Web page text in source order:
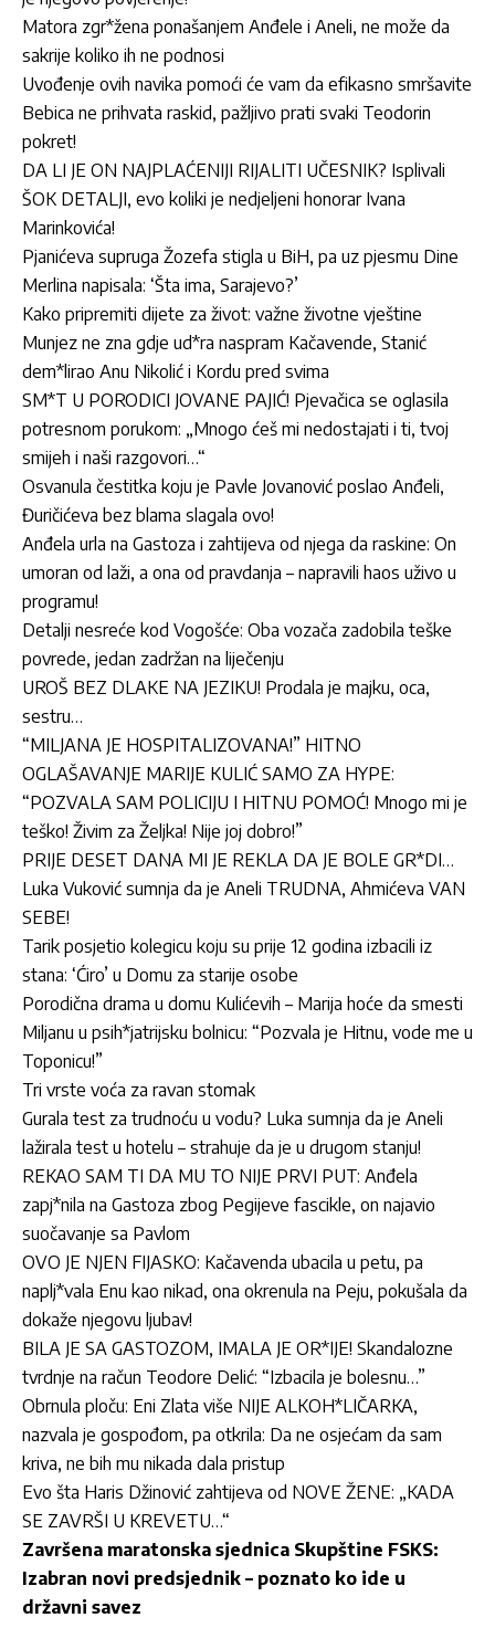
Matora zgr*žena ponašanjem Anđele i Aneli, ne može da
sakrije koliko ih ne podnosi
Uvođenje ovih navika pomoći će vam da efikasno smršavite
Bebica ne prihvata raskid, pažljivo prati svaki Teodorin
pokret!
DA LI JE ON NAJPLAĆENIJI RIJALITI UČESNIK? Isplivali
ŠOK DETALJI, evo koliki je nedjeljeni honorar Ivana
Marinkovića!
Pjanićeva supruga Žozefa stigla u BiH, pa uz pjesmu Dine
Merlina napisala: ‘Šta ima, Sarajevo?’
Kako pripremiti dijete za život: važne životne vještine
Munjez ne zna gdje ud*ra naspram Kačavende, Stanić
dem*lirao Anu Nikolić i Kordu pred svima
SM*T U PORODICI JOVANE PAJIĆ! Pjevačica se oglasila
potresnom porukom: „Mnogo ćeš mi nedostajati i ti, tvoj
smijeh i naši razgovori…“
Osvanula čestitka koju je Pavle Jovanović poslao Anđeli,
Đuričićeva bez blama slagala ovo!
Anđela urla na Gastoza i zahtijeva od njega da raskine: On
umoran od laži, a ona od pravdanja – napravili haos uživo u
programu!
Detalji nesreće kod Vogošće: Oba vozača zadobila teške
povrede, jedan zadržan na liječenju
UROŠ BEZ DLAKE NA JEZIKU! Prodala je majku, oca,
sestru…
“MILJANA JE HOSPITALIZOVANA!” HITNO
OGLAŠAVANJE MARIJE KULIĆ SAMO ZA HYPE:
“POZVALA SAM POLICIJU I HITNU POMOĆ! Mnogo mi je
teško! Živim za Željka! Nije joj dobro!”
PRIJE DESET DANA MI JE REKLA DA JE BOLE GR*DI…
Luka Vuković sumnja da je Aneli TRUDNA, Ahmićeva VAN
SEBE!
Tarik posjetio kolegicu koju su prije 12 godina izbacili iz
stana: ‘Ćiro’ u Domu za starije osobe
Porodična drama u domu Kulićevih – Marija hoće da smesti
Miljanu u psih*jatrijsku bolnicu: “Pozvala je Hitnu, vode me u
Toponicu!”
Tri vrste voća za ravan stomak
Gurala test za trudnoću u vodu? Luka sumnja da je Aneli
lažirala test u hotelu – strahuje da je u drugom stanju!
REKAO SAM TI DA MU TO NIJE PRVI PUT: Anđela
zapj*nila na Gastoza zbog Pegijeve fascikle, on najavio
suočavanje sa Pavlom
OVO JE NJEN FIJASKO: Kačavenda ubacila u petu, pa
naplj*vala Enu kao nikad, ona okrenula na Peju, pokušala da
dokaže njegovu ljubav!
BILA JE SA GASTOZOM, IMALA JE OR*IJE! Skandalozne
tvrdnje na račun Teodore Delić: “Izbacila je bolesnu…”
Obrnula ploču: Eni Zlata više NIJE ALKOH*LIČARKA,
nazvala je gospođom, pa otkrila: Da ne osjećam da sam
kriva, ne bih mu nikada dala pristup
Evo šta Haris Džinović zahtijeva od NOVE ŽENE: „KADA
SE ZAVRŠI U KREVETU…“
Završena maratonska sjednica Skupštine FSKS:
Izabran novi predsjednik – poznato ko ide u
državni savez